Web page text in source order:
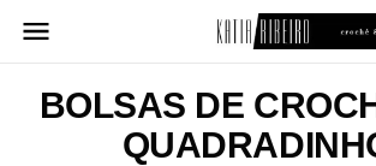
para
conteúdoBOLSAS DE